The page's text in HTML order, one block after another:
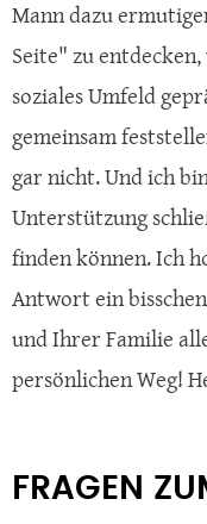
Mann dazu
Seite" zu
soziales Umfeld
gemeinsam
gar nicht. Und ich
Unterstützung
finden können. Ich
Antwort ein
und Ihrer Familie
persönlichen Weg!
FRAGEN